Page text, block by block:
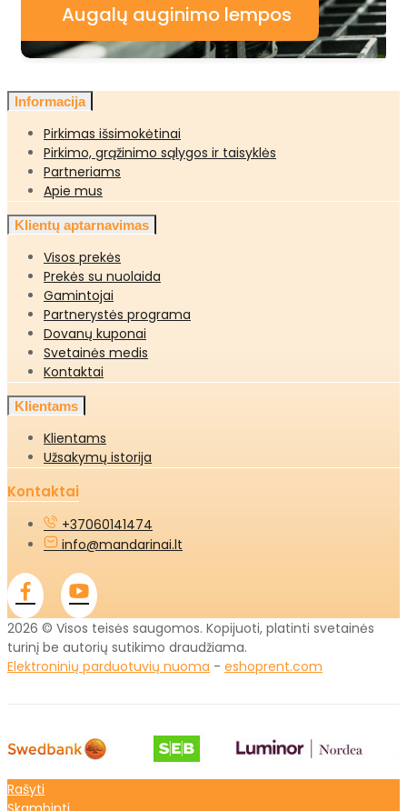
Augalų auginimo lempos
Informacija
Pirkimas išsimokėtinai
Pirkimo, grąžinimo sąlygos ir taisyklės
Partneriams
Apie mus
Klientų aptarnavimas
Visos prekės
Prekės su nuolaida
Gamintojai
Partnerystės programa
Dovanų kuponai
Svetainės medis
Kontaktai
Klientams
Klientams
Užsakymų istorija
Kontaktai
+37060141474
info@mandarinai.lt
2026 © Visos teisės saugomos. Kopijuoti, platinti svetainės
turinį be autorių sutikimo draudžiama.
Elektroninių parduotuvių nuoma - eshoprent.com
Rašyti